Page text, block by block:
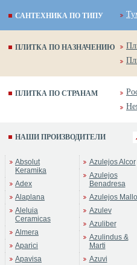
САНТЕХНИКА ПО ТИПУ
ПЛИТКА ПО НАЗНАЧЕНИЮ
ПЛИТКА ПО СТРАНАМ
НАШИ ПРОИЗВОДИТЕЛИ
Absolut
Keramika
Adex
Alaplana
Aleluia
Ceramicas
Almera
Aparici
Apavisa
Azulejos Alcor
Azulejos
Benadresa
Azulejos Mallol
Azulev
Azuliber
Azulindus &
Marti
Azuvi